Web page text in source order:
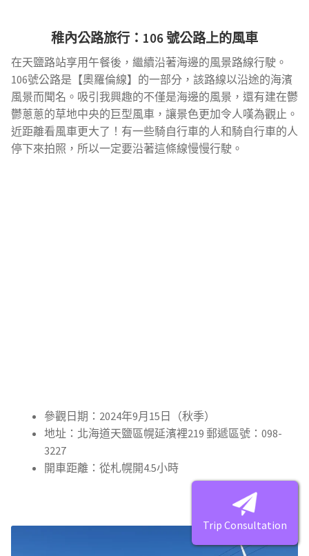
稚內公路旅行：106 號公路上的風車
在天鹽路站享用午餐後，繼續沿著海邊的風景路線行駛。
106號公路是【奧羅倫線】的一部分，該路線以沿途的海濱
風景而聞名。吸引我興趣的不僅是海邊的風景，還有建在鬱
鬱蔥蔥的草地中央的巨型風車，讓景色更加令人嘆為觀止。
近距離看風車更大了！有一些騎自行車的人和騎自行車的人
停下來拍照，所以一定要沿著這條線慢慢行駛。
參觀日期：2024年9月15日（秋季）
地址：北海道天鹽區幌延濱裡219 郵遞區號：098-
3227
開車距離：從札幌開4.5小時
Trip Consultation